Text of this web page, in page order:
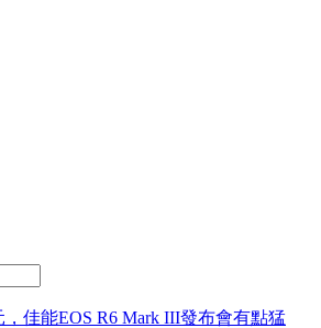
，佳能EOS R6 Mark III發布會有點猛